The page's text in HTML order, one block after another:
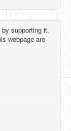
supporting it.
webpage are